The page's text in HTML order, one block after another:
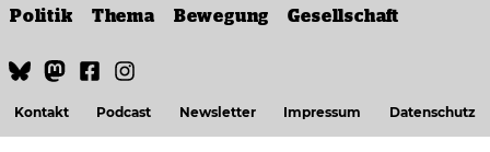
Politik Thema Bewegung Gesellschaft
Kontakt Podcast Newsletter Impressum Datenschutz